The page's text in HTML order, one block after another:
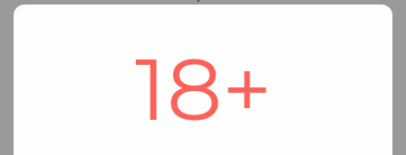
18+
Солодка вишня
Розігрівання при контакті